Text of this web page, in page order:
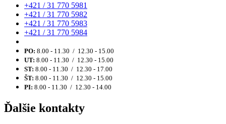
+421 / 31 770 5981
+421 / 31 770 5982
+421 / 31 770 5983
+421 / 31 770 5984
PO: 8.00 - 11.30 / 12.30 - 15.00
UT: 8.00 - 11.30 / 12.30 - 15.00
ST: 8.00 - 11.30 / 12.30 - 17.00
ŠT: 8.00 - 11.30 / 12.30 - 15.00
PI: 8.00 - 11.30 / 12.30 - 14.00
Ďalšie kontakty